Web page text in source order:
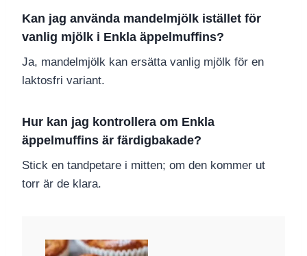
Kan jag använda mandelmjölk istället för
vanlig mjölk i Enkla äppelmuffins?
Ja, mandelmjölk kan ersätta vanlig mjölk för en
laktosfri variant.
Hur kan jag kontrollera om Enkla
äppelmuffins är färdigbakade?
Stick en tandpetare i mitten; om den kommer ut
torr är de klara.